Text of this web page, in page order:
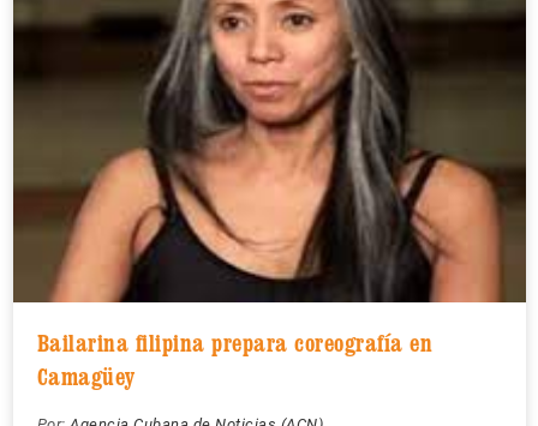
Bailarina filipina prepara coreografía en
Camagüey